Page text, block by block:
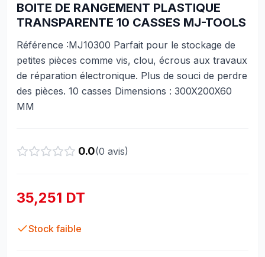
BOITE DE RANGEMENT PLASTIQUE
TRANSPARENTE 10 CASSES MJ-TOOLS
Référence :MJ10300 Parfait pour le stockage de
petites pièces comme vis, clou, écrous aux travaux
de réparation électronique. Plus de souci de perdre
des pièces. 10 casses Dimensions : 300X200X60
MM
0.0(0 avis)
35,251 DT
Stock faible